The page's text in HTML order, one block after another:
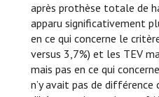
après prothèse totale de
apparu significativement
en ce qui concerne le
versus 3,7%) et les TEV
mais pas en ce qui
n’y avait pas de différence